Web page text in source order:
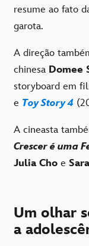
resume ao fato
garota.
A direção
chinesa Domee
storyboard em
e Toy Story 4
A cineasta
Crescer é uma
Julia Cho e
Um olhar
a